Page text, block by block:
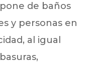
de baños
y personas en
al igual